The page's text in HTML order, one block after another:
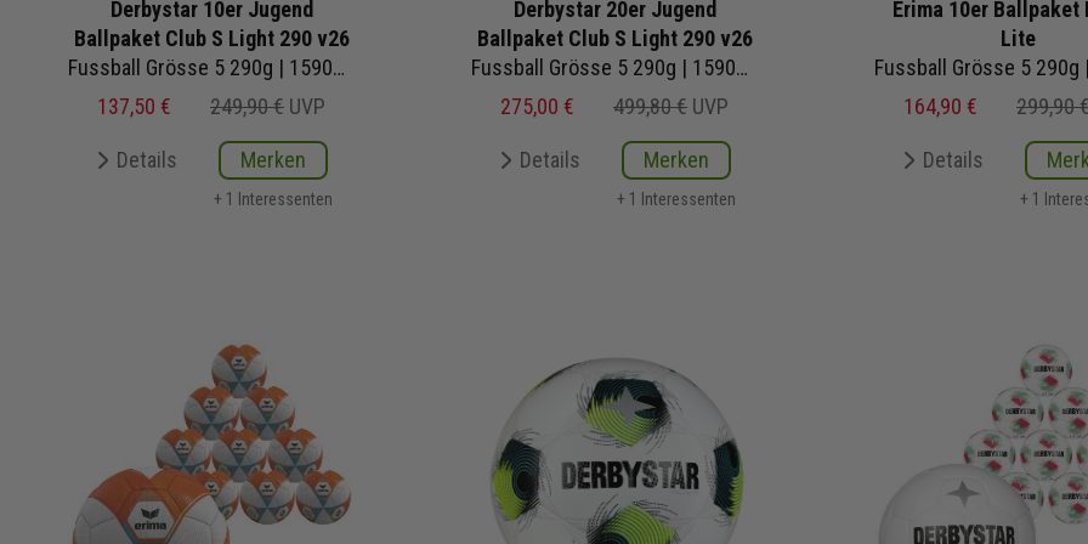
Derbystar 10er Jugend
Ballpaket Club S Light 290 v26
Fussball Grösse 5 290g | 1590500154 | Fußbälle Set 10-teilig
137,50 €
249,90 € UVP
Details Merken
+ 1 Interessenten
Derbystar 20er Jugend
Ballpaket Club S Light 290 v26
Fussball Grösse 5 290g | 1590500154 | Fußbälle Set 20-teilig
275,00 €
499,80 € UVP
Details Merken
+ 1 Interessenten
Erima 10er Ballpaket
Lite
164,90 € 299,90
Details
+ 1